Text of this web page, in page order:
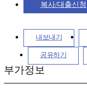
복사/대출신청
내보내기
공유하기
부가정보